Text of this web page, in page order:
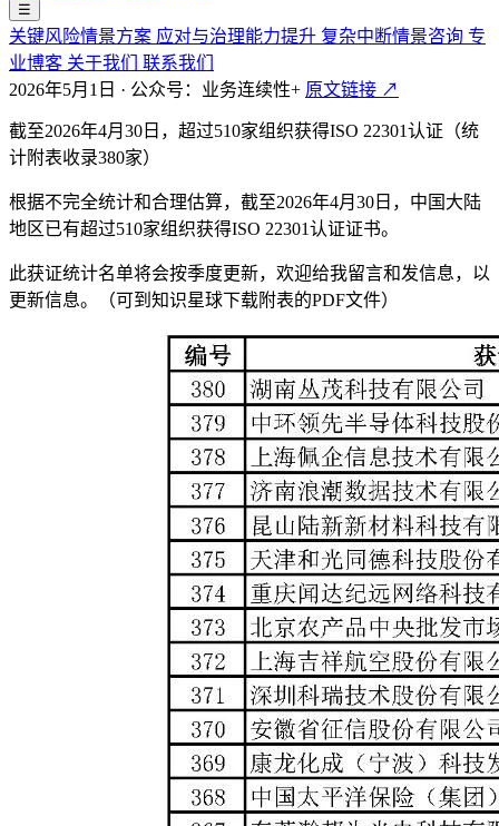
☰
关键风险情景方案 应对与治理能力提升 复杂中断情景咨询 专
业博客 关于我们 联系我们
2026年5月1日 · 公众号：业务连续性+ 原文链接 ↗
截至2026年4月30日，超过510家组织获得ISO 22301认证（统
计附表收录380家）
根据不完全统计和合理估算，截至2026年4月30日，中国大陆
地区已有超过510家组织获得ISO 22301认证证书。
此获证统计名单将会按季度更新，欢迎给我留言和发信息，以
更新信息。（可到知识星球下载附表的PDF文件）